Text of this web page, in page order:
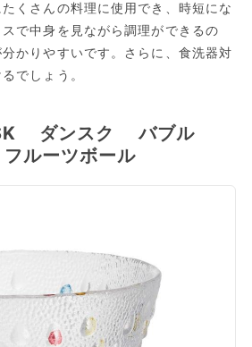
くさんの料理に使用でき、時短にな
で中身を見ながら調理ができるの
かりやすいです。さらに、食洗器対
でしょう。
ダンスク バブル
ルーツボール